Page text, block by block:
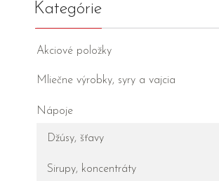
Kategórie
Akciové položky
Mliečne výrobky, syry a vajcia
Nápoje
Džúsy, šťavy
Sirupy, koncentráty